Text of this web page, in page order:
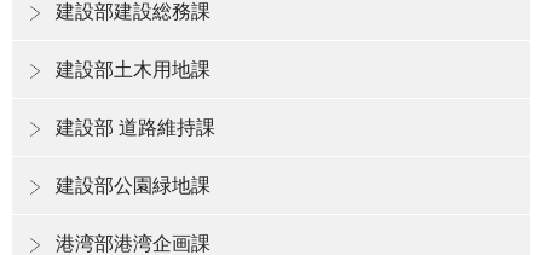
建設部建設総務課
建設部土木用地課
建設部 道路維持課
建設部公園緑地課
港湾部港湾企画課